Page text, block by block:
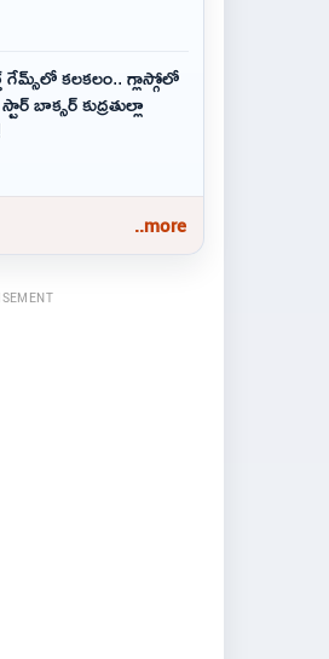
గేమ్స్‌లో కలకలం.. గ్లాస్గోలో
బాక్సర్ కుద్రతుల్లా
..more